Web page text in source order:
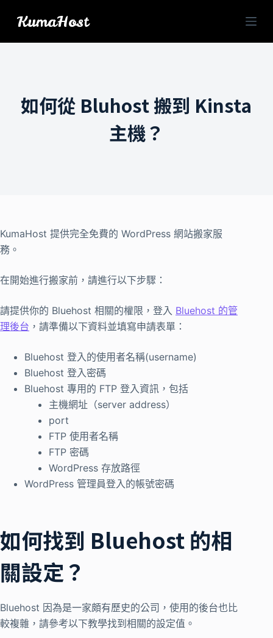
跳
至
主
KumaHost
如何從 Bluhost 搬到 Kinsta
主機？
KumaHost 提供完全免費的 WordPress 網站搬家服
務。
在開始進行搬家前，請進行以下步驟：
請提供你的 Bluehost 相關的權限，登入 Bluehost 的管
理後台 ，請準備以下資料並填寫申請表單：
Bluehost 登入的使用者名稱(username)
Bluehost 登入密碼
Bluehost 專用的 FTP 登入資訊，包括
主機網址（server address）
port
FTP 使用者名稱
FTP 密碼
WordPress 存放路徑
WordPress 管理員登入的帳號密碼
如何找到 Bluehost 的相
關設定？
Bluehost 因為是一家頗有歷史的公司，使用的後台也比
較複雜，請參考以下教學找到相關的設定值。